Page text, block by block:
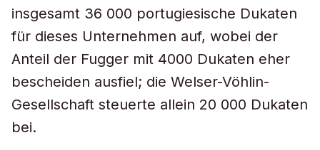
insgesamt 36 000 portugiesische Dukaten
für dieses Unternehmen auf, wobei der
Anteil der Fugger mit 4000 Dukaten eher
bescheiden ausfiel; die Welser-Vöhlin-
Gesellschaft steuerte allein 20 000 Dukaten
bei.